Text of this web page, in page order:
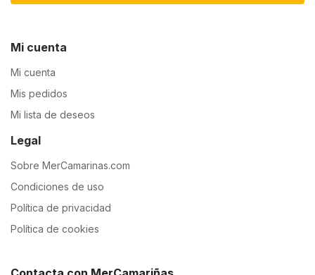
Mi cuenta
Mi cuenta
Mis pedidos
Mi lista de deseos
Legal
Sobre MerCamarinas.com
Condiciones de uso
Política de privacidad
Política de cookies